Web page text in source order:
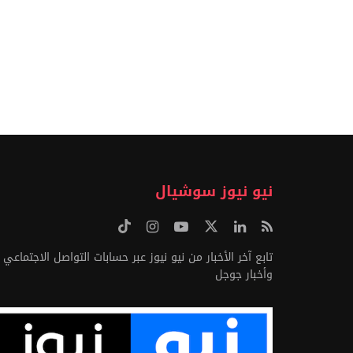
نيو نيوز سوشيال
تابع آخر الأخبار من نيو نيوز عبر حسابات التواصل الاجتماعي
وأخبار جوجل